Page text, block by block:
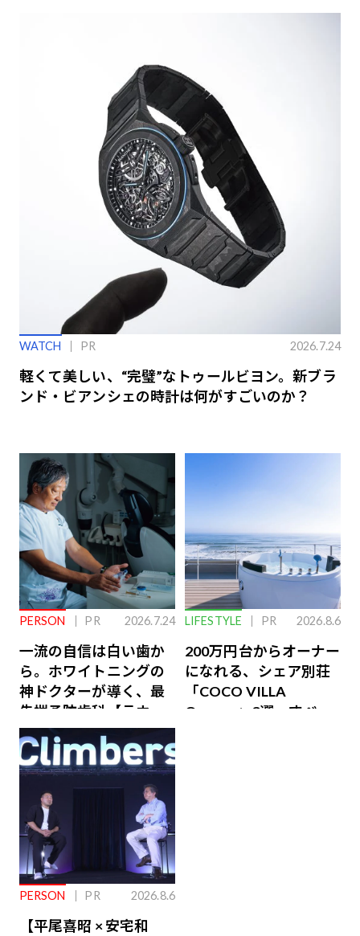
WATCH PR 2026.7.24
軽くて美しい、“完璧”なトゥールビヨン。新ブラ
ンド・ビアンシェの時計は何がすごいのか？
PERSON PR 2026.7.24
一流の自信は白い歯か
ら。ホワイトニングの
神ドクターが導く、最
先端予防歯科【ラウン
ジ会員特典あり】
LIFESTYLE PR 2026.8.6
200万円台からオーナー
になれる、シェア別荘
「COCO VILLA
Owners」3選。すべて
PERSON PR 2026.8.6
【平尾喜昭 × 安宅和